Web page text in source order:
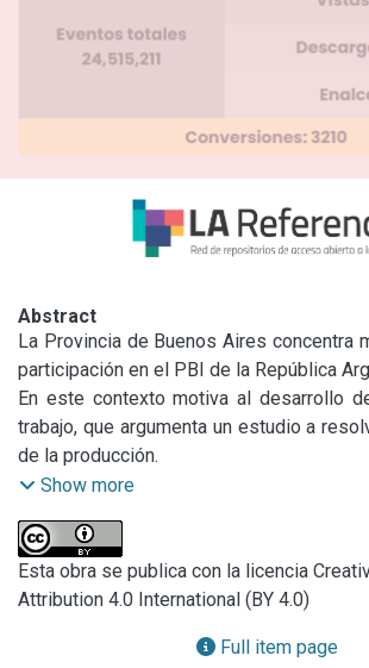
Abstract
La Provincia de Buenos Aires concentra
participación en el PBI de la República
En este contexto motiva al desarrollo
trabajo, que argumenta un estudio a
de la producción.
Se ha trabajado recopilando datos de
mismos y de los costos logísticos
De un análisis primario se ha
estudio y mayor desarrollo la vinculación
toma especial relevancia del estudio
Show more
Esta obra se publica con la licencia
Attribution 4.0 International (BY 4.0)
Full item page